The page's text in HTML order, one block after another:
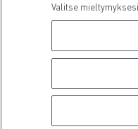
Valitse